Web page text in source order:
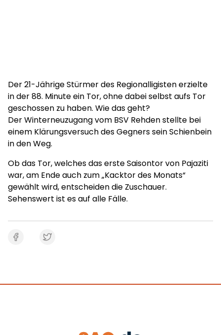
Der 21-Jährige Stürmer des Regionalligisten erzielte
in der 88. Minute ein Tor, ohne dabei selbst aufs Tor
geschossen zu haben. Wie das geht?
Der Winterneuzugang vom BSV Rehden stellte bei
einem Klärungsversuch des Gegners sein Schienbein
in den Weg.
Ob das Tor, welches das erste Saisontor von Pajaziti
war, am Ende auch zum „Kacktor des Monats“
gewählt wird, entscheiden die Zuschauer.
Sehenswert ist es auf alle Fälle.